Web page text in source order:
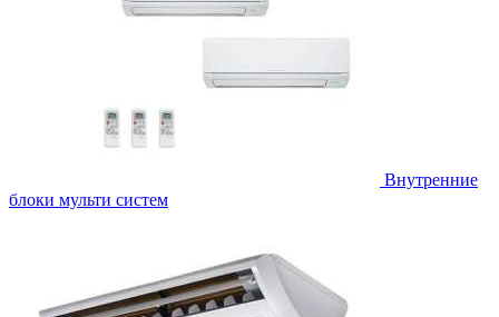
Внутренние
блоки мульти систем